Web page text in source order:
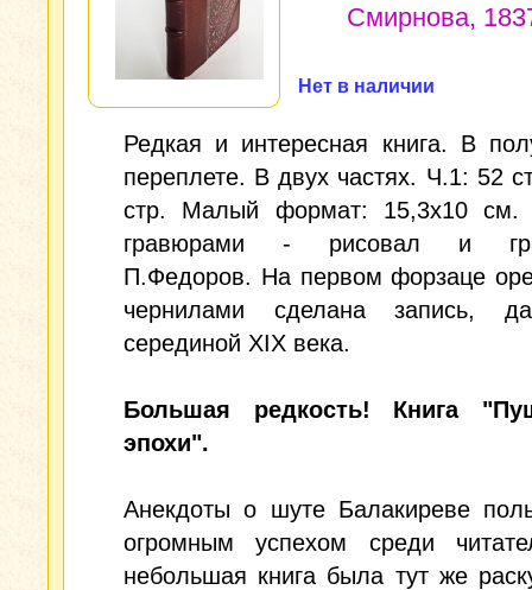
Смирнова,
Нет в наличии
Редкая и интересная книга. В
переплете. В двух частях. Ч.1: 52
стр. Малый формат: 15,3x10
гравюрами - рисовал и
П.Федоров. На первом форзаце
чернилами сделана запись,
серединой XIX века.
Большая редкость! Книга
эпохи".
Анекдоты о шуте Балакиреве
огромным успехом среди
небольшая книга была тут же